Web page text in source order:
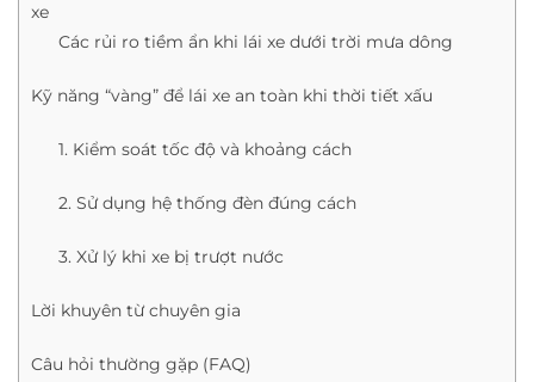
xe
Các rủi ro tiềm ẩn khi lái xe dưới trời mưa dông
Kỹ năng “vàng” để lái xe an toàn khi thời tiết xấu
1. Kiểm soát tốc độ và khoảng cách
2. Sử dụng hệ thống đèn đúng cách
3. Xử lý khi xe bị trượt nước
Lời khuyên từ chuyên gia
Câu hỏi thường gặp (FAQ)